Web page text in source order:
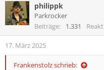
philippk
Parkrocker
Beiträge
1.331
17. März 2025
Frankenstolz schrieb: